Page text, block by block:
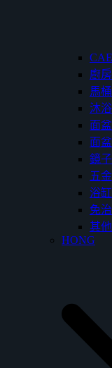
廚
馬桶
沐
面
面
鏡
五
浴缸
免
其他
HONG